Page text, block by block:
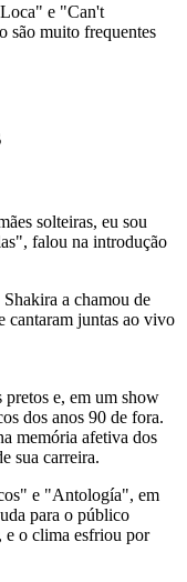
e "Can't
são muito frequentes
solteiras, eu sou
falou na introdução
a chamou de
cantaram juntas ao vivo
pretos e, em um show
dos anos 90 de fora.
memória afetiva dos
sua carreira.
e "Antología", em
para o público
e o clima esfriou por